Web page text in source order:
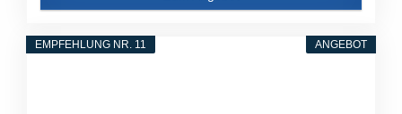
ANGEBOT
EMPFEHLUNG NR. 11